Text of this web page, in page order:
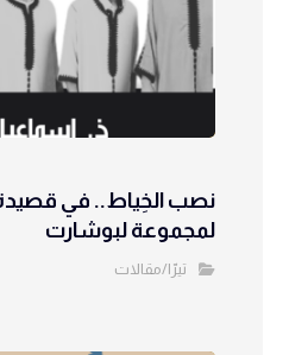
نصب الخِياط.. في
لمجموعة لبوشارت
تيرّا/مقالات